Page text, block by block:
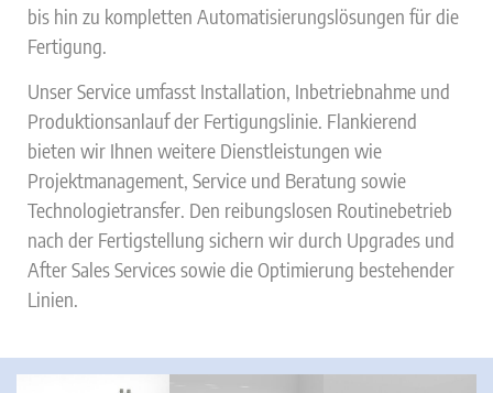
bis hin zu kompletten Automatisierungslösungen für die
Fertigung.
Unser Service umfasst Installation, Inbetriebnahme und
Produktionsanlauf der Fertigungslinie. Flankierend
bieten wir Ihnen weitere Dienstleistungen wie
Projektmanagement, Service und Beratung sowie
Technologietransfer. Den reibungslosen Routinebetrieb
nach der Fertigstellung sichern wir durch Upgrades und
After Sales Services sowie die Optimierung bestehender
Linien.